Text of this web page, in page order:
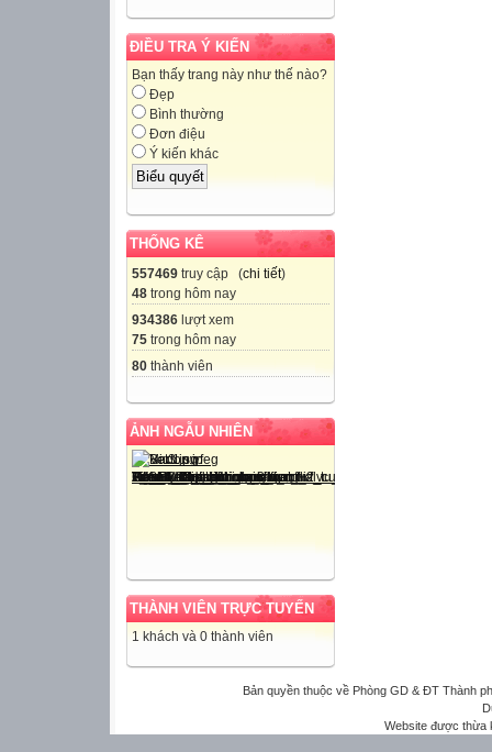
ĐIỀU TRA Ý KIẾN
Bạn thấy trang này như thế nào?
Đẹp
Bình thường
Đơn điệu
Ý kiến khác
THỐNG KÊ
557469 truy cập (chi tiết)
48 trong hôm nay
934386 lượt xem
75 trong hôm nay
80 thành viên
ẢNH NGẪU NHIÊN
THÀNH VIÊN TRỰC TUYẾN
1 khách và 0 thành viên
Bản quyền thuộc về Phòng GD & ĐT Thành
Website được thừa